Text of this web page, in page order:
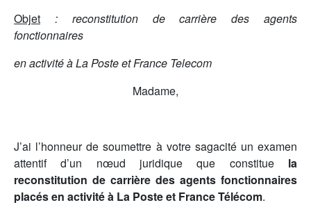
Objet
: reconstitution de carrière des agents
fonctionnaires
en activité à La Poste et France Telecom
Madame,
J’ai l’honneur de soumettre à votre sagacité un examen
attentif d’un nœud juridique que constitue la
reconstitution de carrière des agents fonctionnaires
placés en activité à La Poste et France Télécom.